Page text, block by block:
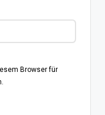
Browser für